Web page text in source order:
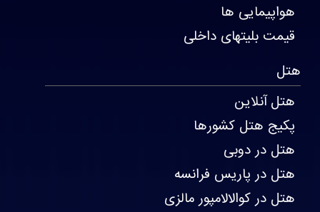
هواپیمایی ها
قیمت بلیتهای داخلی
هتل
هتل آنلاین
پکیج هتل کشورها
هتل در دوبی
هتل در پاریس فرانسه
هتل در کوالالامپور مالزی